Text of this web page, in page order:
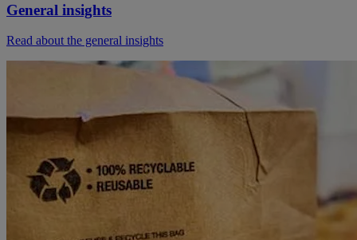
General insights
Read about the general insights